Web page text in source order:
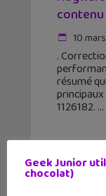
contenu
10
.
résumé
1126182.
Geek Junior
chocolat)